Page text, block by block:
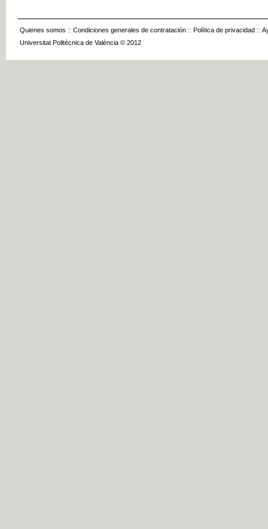
Quienes somos :: Condiciones generales de contratación :: Política de privacidad ::
Universitat Politècnica de València © 2012